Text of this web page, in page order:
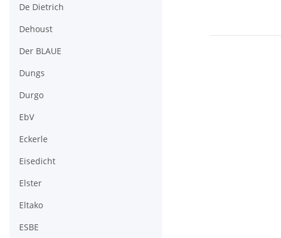
De Dietrich
Dehoust
Der BLAUE
Dungs
Durgo
EbV
Eckerle
Eisedicht
Elster
Eltako
ESBE